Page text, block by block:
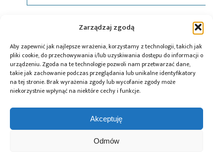
Zarządzaj zgodą
Aby zapewnić jak najlepsze wrażenia, korzystamy z technologii, takich jak
pliki cookie, do przechowywania i/lub uzyskiwania dostępu do informacji o
urządzeniu. Zgoda na te technologie pozwoli nam przetwarzać dane,
takie jak zachowanie podczas przeglądania lub unikalne identyfikatory
na tej stronie. Brak wyrażenia zgody lub wycofanie zgody może
niekorzystnie wpłynąć na niektóre cechy i funkcje.
Akceptuję
Odmów
Algorytmy AI,Andrzej Dragan sieci
Zaremba
Przeczytaj również: